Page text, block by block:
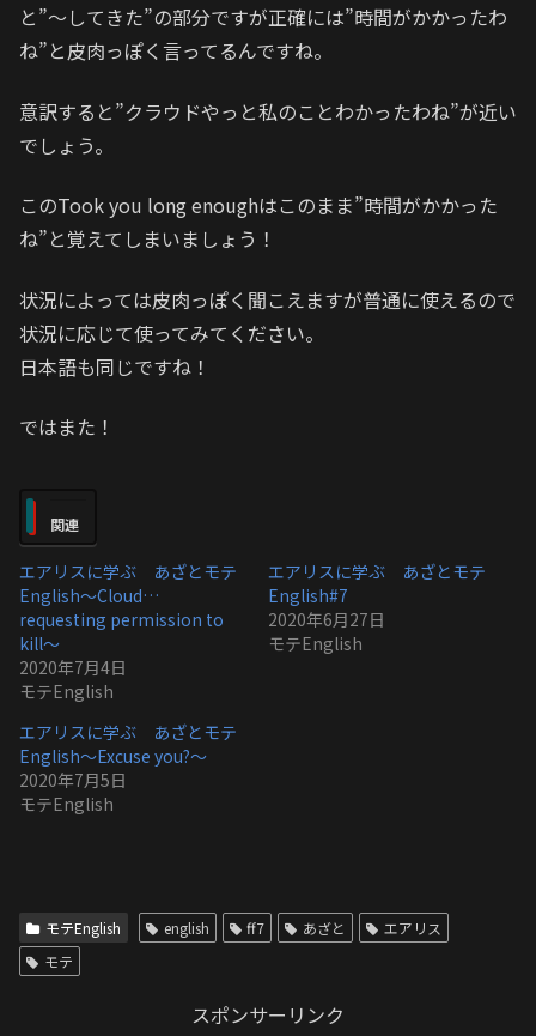
と”〜してきた”の部分ですが正確には”時間がかかったわ
ね”と皮肉っぽく言ってるんですね。
意訳すると”クラウドやっと私のことわかったわね”が近い
でしょう。
このTook you long enoughはこのまま”時間がかかった
ね”と覚えてしまいましょう！
状況によっては皮肉っぽく聞こえますが普通に使えるので
状況に応じて使ってみてください。
日本語も同じですね！
ではまた！
関連
エアリスに学ぶ あざとモテ
English〜Cloud…
requesting permission to
kill〜
2020年7月4日
モテEnglish
エアリスに学ぶ あざとモテ
English#7
2020年6月27日
モテEnglish
エアリスに学ぶ あざとモテ
English〜Excuse you?〜
2020年7月5日
モテEnglish
モテEnglish english ff7 あざと
エアリス
モテ
スポンサーリンク